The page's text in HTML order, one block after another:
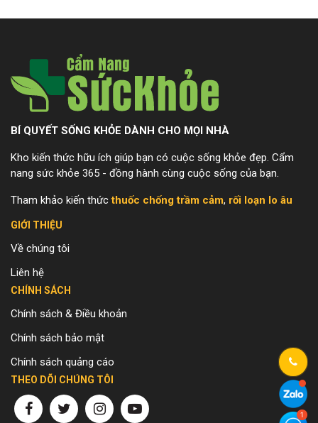
BÍ QUYẾT SỐNG KHỎE DÀNH CHO MỌI NHÀ
Kho kiến thức hữu ích giúp bạn có cuộc sống khỏe đẹp. Cẩm
nang sức khỏe 365 - đồng hành cùng cuộc sống của bạn.
Tham khảo kiến thứcthuốc chống trầm cảm, rối loạn lo âu
GIỚI THIỆU
Về chúng tôi
Liên hệ
CHÍNH SÁCH
Chính sách & Điều khoản
Chính sách bảo mật
Chính sách quảng cáo
THEO DÕI CHÚNG TÔI